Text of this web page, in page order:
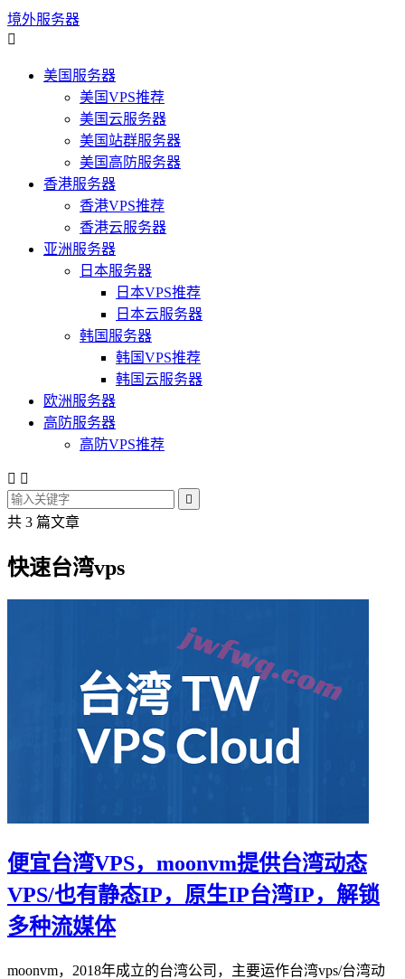
境外服务器

美国服务器
美国VPS推荐
美国云服务器
美国站群服务器
美国高防服务器
香港服务器
香港VPS推荐
香港云服务器
亚洲服务器
日本服务器
日本VPS推荐
日本云服务器
韩国服务器
韩国VPS推荐
韩国云服务器
欧洲服务器
高防服务器
高防VPS推荐
 

共 3 篇文章
快速台湾vps
便宜台湾VPS，moonvm提供台湾动态
VPS/也有静态IP，原生IP台湾IP，解锁
多种流媒体
moonvm，2018年成立的台湾公司，主要运作台湾vps/台湾动